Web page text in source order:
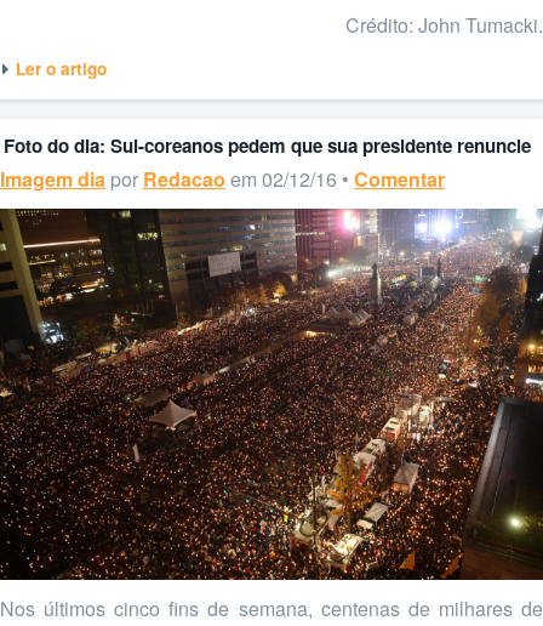
Crédito: John Tumacki.
Ler o artigo
Foto do dia: Sul-coreanos pedem que sua presidente renuncie
Imagem dia por Redacao em 02/12/16 • Comentar
Nos últimos cinco fins de semana, centenas de milhares de